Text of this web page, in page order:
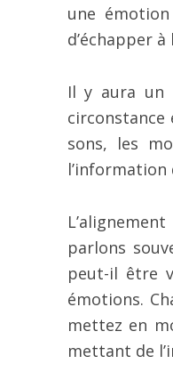
une
d’échapper
Il y aura un
circonstance
sons, les
l’information
parlons
peut-il être
émotions.
mettez en
mettant de